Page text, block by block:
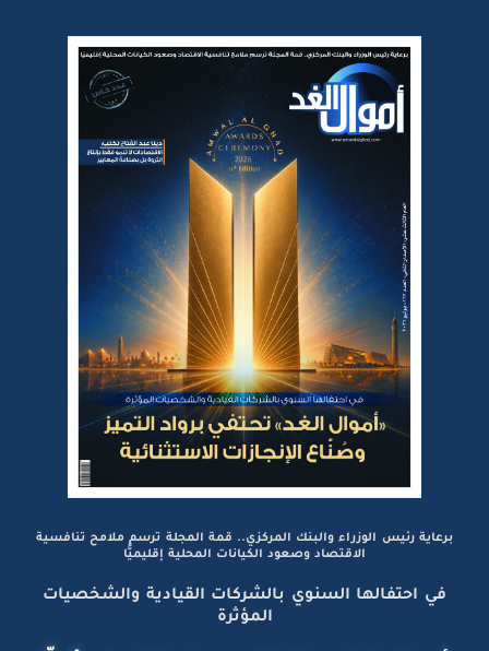
برعاية رئيس الوزراء والبنك المركزي.. قمة المجلة ترسم ملامح تنافسية
الاقتصاد وصعود الكيانات المحلية إقليميًّا
في احتفالها السنوي بالشركات القيادية والشخصيات
المؤثرة